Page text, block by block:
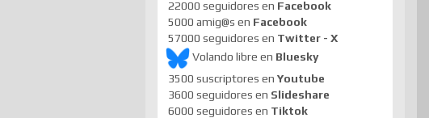
22000 seguidores en Facebook
5000 amig@s en Facebook
57000 seguidores en Twitter - X
Volando libre en Bluesky
3500 suscriptores en Youtube
3600 seguidores en Slideshare
6000 seguidores en Tiktok